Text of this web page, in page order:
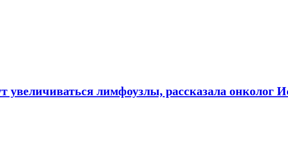
лимфоузлы, рассказала онколог